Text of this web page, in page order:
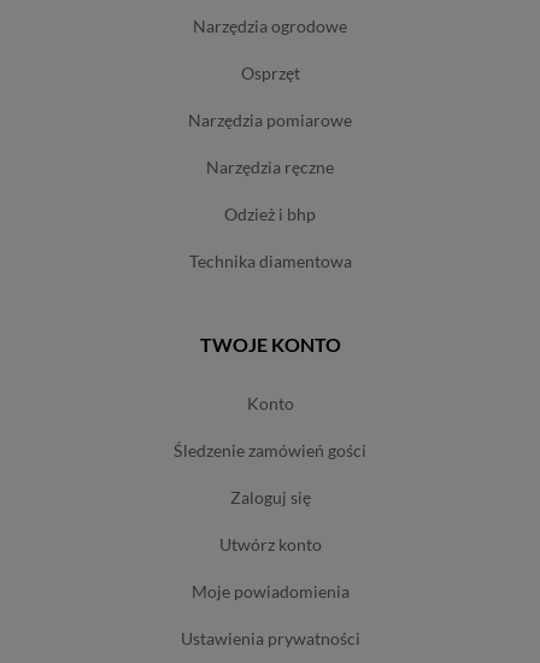
narzędzia ogrodowe
osprzęt
narzędzia pomiarowe
narzędzia ręczne
odzież i bhp
technika diamentowa
TWOJE KONTO
konto
śledzenie zamówień gości
zaloguj się
utwórz konto
moje powiadomienia
ustawienia prywatności